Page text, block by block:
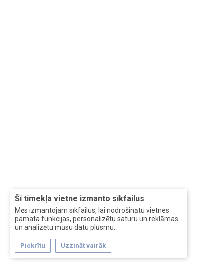
Šī tīmekļa vietne izmanto sīkfailus
Mēs izmantojam sīkfailus, lai nodrošinātu vietnes
pamata funkcijas, personalizētu saturu un reklāmas
un analizētu mūsu datu plūsmu.
Piekrītu Uzzināt vairāk